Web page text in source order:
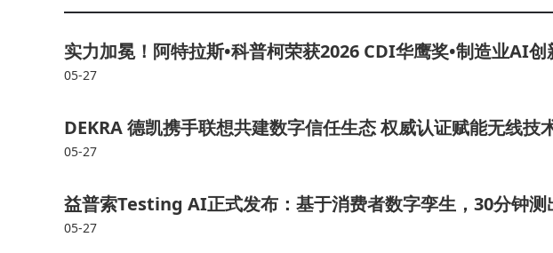
实力加冕！阿特拉斯•科普柯荣获2026 CDI华鹰奖•制造业AI
05-27
DEKRA 德凯携手联想共建数字信任生态 权威认证赋能无线技
05-27
益普索Testing AI正式发布：基于消费者数字孪生，30分钟测
05-27